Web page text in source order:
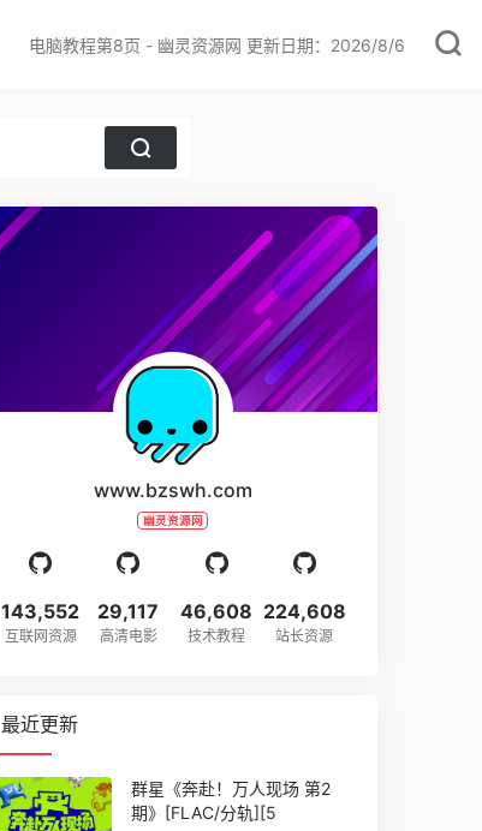
电脑教程第8页 - 幽灵资源网 更新日期：2026/8/6
www.bzswh.com
幽灵资源网
143,552
互联网资源
29,117
高清电影
46,608
技术教程
224,608
站长资源
最近更新
群星《奔赴！万人现场 第2
期》[FLAC/分轨][5